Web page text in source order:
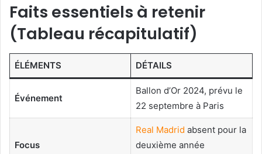
Faits essentiels à retenir
(Tableau récapitulatif)
ÉLÉMENTS DÉTAILS
Événement
Ballon d’Or 2024, prévu le
22 septembre à Paris
Focus
Real Madrid absent pour la
deuxième année